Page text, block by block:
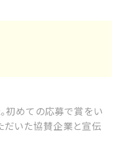
初めての応募で賞をい
だいた協賛企業と宣伝